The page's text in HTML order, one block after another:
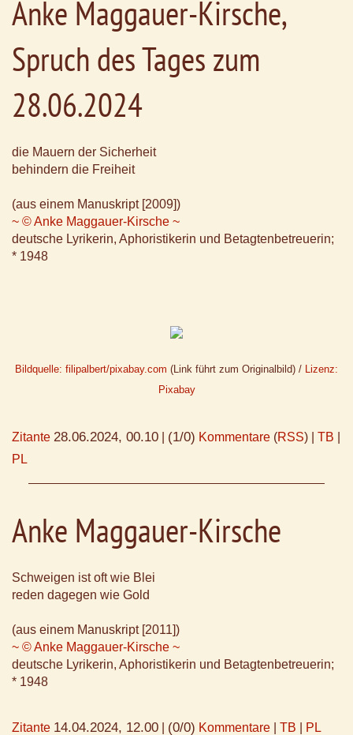
Anke Maggauer-Kirsche,
Spruch des Tages zum
28.06.2024
die Mauern der Sicherheit
behindern die Freiheit
(aus einem Manuskript [2009])
~ © Anke Maggauer-Kirsche ~
deutsche Lyrikerin, Aphoristikerin und Betagtenbetreuerin;
* 1948
Bildquelle: filipalbert/pixabay.com (Link führt zum Originalbild) / Lizenz:
Pixabay
Zitante 28.06.2024, 00.10 (1/0) Kommentare (RSS) | TB
PL
Anke Maggauer-Kirsche
Schweigen ist oft wie Blei
reden dagegen wie Gold
(aus einem Manuskript [2011])
~ © Anke Maggauer-Kirsche ~
deutsche Lyrikerin, Aphoristikerin und Betagtenbetreuerin;
* 1948
Zitante 14.04.2024, 12.00 (0/0) Kommentare TB PL